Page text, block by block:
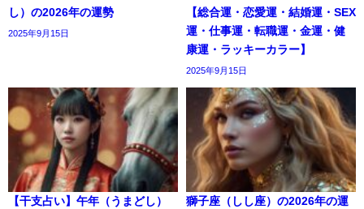
し）の2026年の運勢
2025年9月15日
【総合運・恋愛運・結婚運・SEX
運・仕事運・転職運・金運・健
康運・ラッキーカラー】
2025年9月15日
【干支占い】午年（うまどし）
獅子座（しし座）の2026年の運